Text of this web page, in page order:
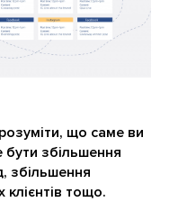
що саме ви
збільшення
збільшення
тощо.